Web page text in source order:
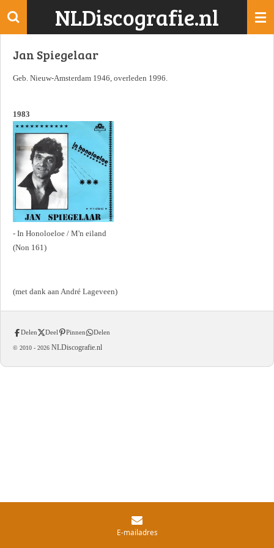
Ga
de
NLDiscografie.nl
Jan Spiegelaar
Geb. Nieuw-Amsterdam 1946, overleden 1996.
1983
- In Honoloeloe / M'n eiland
(Non 161)
(met dank aan André Lageveen)
Delen Deel Pinnen Delen
© 2010 - 2026 NLDiscografie.nl
E-mailadres